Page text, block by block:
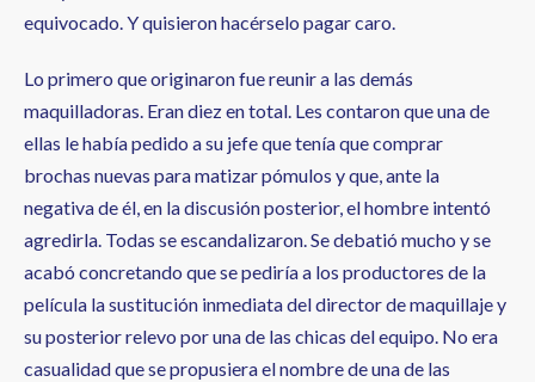
equivocado. Y quisieron hacérselo pagar caro.
Lo primero que originaron fue reunir a las demás
maquilladoras. Eran diez en total. Les contaron que una de
ellas le había pedido a su jefe que tenía que comprar
brochas nuevas para matizar pómulos y que, ante la
negativa de él, en la discusión posterior, el hombre intentó
agredirla. Todas se escandalizaron. Se debatió mucho y se
acabó concretando que se pediría a los productores de la
película la sustitución inmediata del director de maquillaje y
su posterior relevo por una de las chicas del equipo. No era
casualidad que se propusiera el nombre de una de las